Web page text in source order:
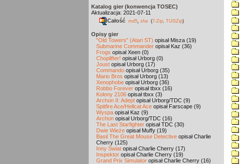
Katalog gier (konwencja TOSEC)
Aktualizacja: 2021-07-11
Całość md5 sha (7-Zip TUGZip)
Opisy gier
"Old Towers" (Atari ST) opisał Misza (19)
Submarine Commander opisał Kaz (36)
Frogs opisał Xeen (0)
Choplifter! opisał Urborg (0)
Joust opisał Urborg (17)
Commando opisał Urborg (35)
Mario Bros opisał Urborg (13)
Xenophobe opisał Urborg (36)
Robbo Forever opisał tbxx (16)
Kolony 2106 opisał tbxx (3)
Archon II: Adept opisał Urborg/TDC (9)
Spitfire Ace/Hellcat Ace opisał Farscape (9)
Wyspa opisał Kaz (9)
Archon opisał Urborg/TDC (16)
The Last Starfighter opisał TDC (30)
Dwie Wieże opisał Muffy (19)
Basil The Great Mouse Detective opisał Charlie
Cherry (125)
Inny Świat opisał Charlie Cherry (17)
Inspektor opisał Charlie Cherry (19)
Grand Prix Simulator opisał Charlie Cherry (16)